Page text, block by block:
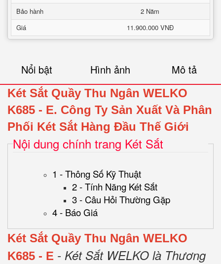
Bảo hành
2 Năm
Giá
11.900.000 VNĐ
Nổi bật Hình ảnh Mô tả
Két Sắt Quầy Thu Ngân WELKO
K685 - E. Công Ty Sản Xuất Và Phân
Phối Két Sắt Hàng Đầu Thế Giới
Nội dung chính trang Két Sắt
1 - Thông Số Kỹ Thuật
2 - Tính Năng Két Sắt
3 - Câu Hỏi Thường Gặp
4 - Báo Giá
Két Sắt Quầy Thu Ngân WELKO
K685 - E - Két Sắt WELKO là Thương